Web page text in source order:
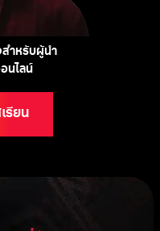
ำหรับผู้นำ
นไลน์
รียน